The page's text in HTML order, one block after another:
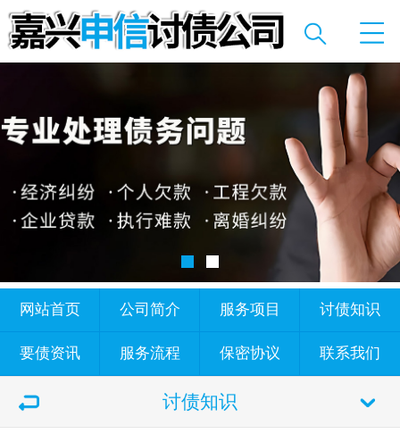
网站首页 公司简介 服务项目 讨债知识
要债资讯 服务流程 保密协议 联系我们
讨债知识